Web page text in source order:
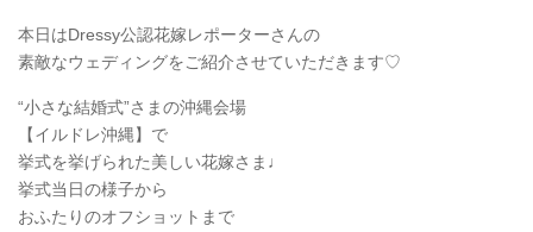
本日はDressy公認花嫁レポーターさんの
素敵なウェディングをご紹介させていただきます♡
“小さな結婚式”さまの沖縄会場
【イルドレ沖縄】で
挙式を挙げられた美しい花嫁さま♩
挙式当日の様子から
おふたりのオフショットまで